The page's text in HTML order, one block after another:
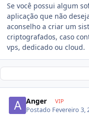
Se você possui algum
aplicação que não
aconselho a criar um
criptografados, caso
vps, dedicado ou cloud.
Anger VIP
Postado Fevereiro 3,